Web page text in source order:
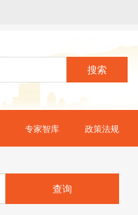
搜索
专家智库 政策法规